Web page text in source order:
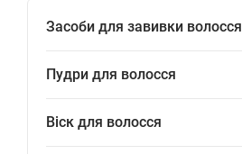
Засоби для завивки волосся
Пудри для волосся
Віск для волосся